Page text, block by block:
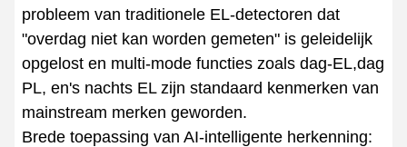
probleem van traditionele EL-detectoren dat
"overdag niet kan worden gemeten" is geleidelijk
opgelost en multi-mode functies zoals dag-EL,dag
PL, en's nachts EL zijn standaard kenmerken van
mainstream merken geworden.
Brede toepassing van AI-intelligente herkenning: